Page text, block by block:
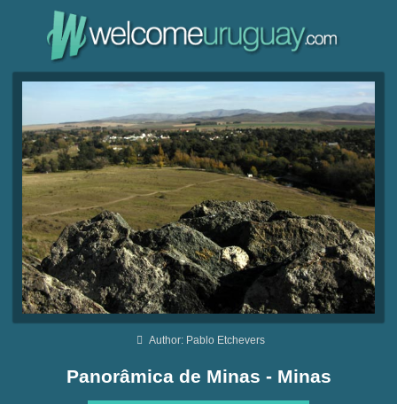
Author: Pablo Etchevers
Panorâmica de Minas - Minas